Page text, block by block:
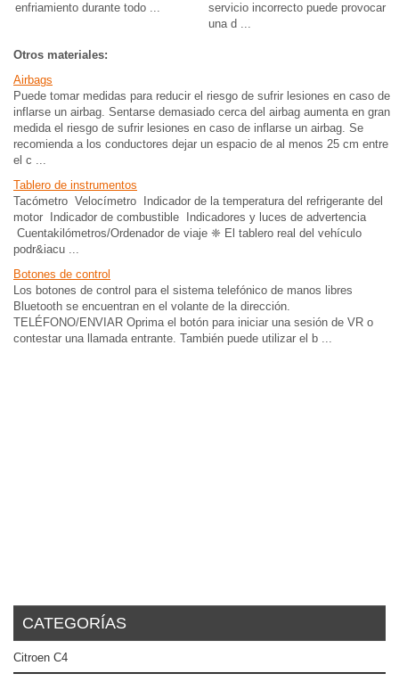
enfriamiento durante todo ...
servicio incorrecto puede provocar
una d ...
Otros materiales:
Airbags
Puede tomar medidas para reducir el riesgo de sufrir lesiones en caso de
inflarse un airbag. Sentarse demasiado cerca del airbag aumenta en gran
medida el riesgo de sufrir lesiones en caso de inflarse un airbag. Se
recomienda a los conductores dejar un espacio de al menos 25 cm entre
el c ...
Tablero de instrumentos
Tacómetro Velocímetro Indicador de la temperatura del refrigerante del
motor Indicador de combustible Indicadores y luces de advertencia
Cuentakilómetros/Ordenador de viaje ❈ El tablero real del vehículo
podr&iacu ...
Botones de control
Los botones de control para el sistema telefónico de manos libres
Bluetooth se encuentran en el volante de la dirección.
TELÉFONO/ENVIAR Oprima el botón para iniciar una sesión de VR o
contestar una llamada entrante. También puede utilizar el b ...
CATEGORÍAS
Citroen C4